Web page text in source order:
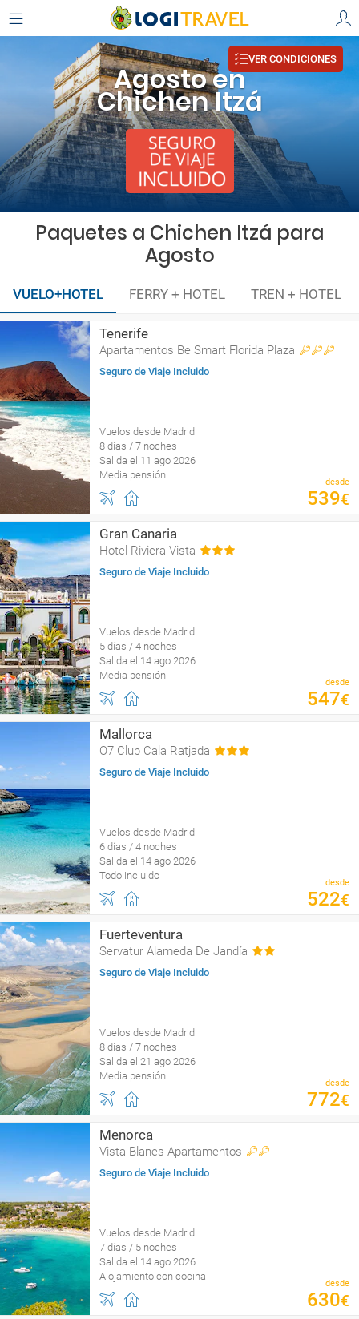
Agosto en
Chichen Itzá
VER CONDICIONES
Paquetes a Chichen Itzá para
Agosto
VUELO+HOTEL FERRY + HOTEL TREN + HOTEL
Tenerife
Apartamentos Be Smart Florida Plaza
Seguro de Viaje Incluido
Vuelos desde Madrid
8 días / 7 noches
Salida el 11 ago 2026
Media pensión
desde
539€
Gran Canaria
Hotel Riviera Vista
Seguro de Viaje Incluido
Vuelos desde Madrid
5 días / 4 noches
Salida el 14 ago 2026
Media pensión
desde
547€
Mallorca
O7 Club Cala Ratjada
Seguro de Viaje Incluido
Vuelos desde Madrid
6 días / 4 noches
Salida el 14 ago 2026
Todo incluido
desde
522€
Fuerteventura
Servatur Alameda De Jandía
Seguro de Viaje Incluido
Vuelos desde Madrid
8 días / 7 noches
Salida el 21 ago 2026
Media pensión
desde
772€
Menorca
Vista Blanes Apartamentos
Seguro de Viaje Incluido
Vuelos desde Madrid
7 días / 5 noches
Salida el 14 ago 2026
Alojamiento con cocina
desde
630€